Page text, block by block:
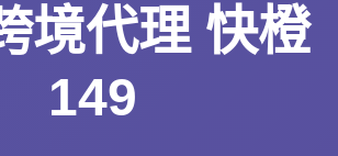
境代理 快橙
149